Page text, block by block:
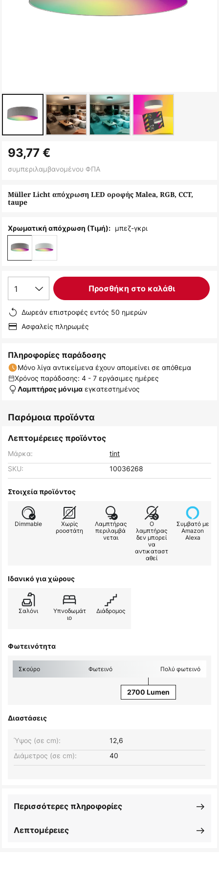
στην
αρχή
συλλογής
εικόνων
Müller Licht απόχρωση LED οροφής Malea, RGB, CCT,
taupe
93,77 €
συμπεριλαμβανομένου ΦΠΑ
Χρωματική απόχρωση (Τιμή): μπεζ-γκρι
1 Προσθήκη στο καλάθι
Δωρεάν επιστροφές εντός 50 ημερών
Ασφαλείς πληρωμές
Πληροφορίες παράδοσης
Μόνο λίγα αντικείμενα έχουν απομείνει σε απόθεμα
Χρόνος παράδοσης: 4 - 7 εργάσιμες ημέρες
Λαμπτήρας μόνιμα εγκατεστημένος
Παρόμοια προϊόντα
Λεπτομέρειες προϊόντος
Μάρκα:
tint
SKU:
10036268
Στοιχεία προϊόντος
Dimmable
Χωρίς
ροοστάτη
Λαμπτήρας
περιλαμβά
νεται
Ο
λαμπτήρας
δεν μπορεί
να
αντικαταστ
αθεί
Συμβατό με
Amazon
Alexa
Ιδανικό για χώρους
Σαλόνι
Υπνοδωμάτ
ιο
Διάδρομος
Φωτεινότητα
Σκούρο Φωτεινό Πολύ φωτεινό
2700 Lumen
Διαστάσεις
Ύψος (σε cm):
12,6
Διάμετρος (σε cm):
40
Λεπτομέρειες
Περισσότερες πληροφορίες